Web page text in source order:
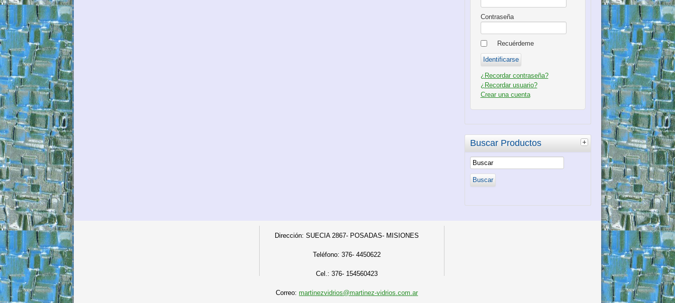
Contraseña
Recuérdeme
¿Recordar contraseña?
¿Recordar usuario?
Crear una cuenta
Buscar Productos
Dirección: SUECIA 2867- POSADAS- MISIONES
Teléfono: 376- 4450622
Cel.: 376- 154560423
Correo:martinezvidrios@martinez-vidrios.com.ar